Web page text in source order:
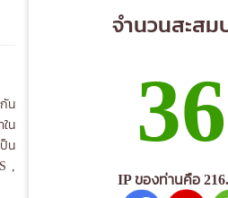
น
น
น
,
จำนวนสะสม
IP ของท่านคือ